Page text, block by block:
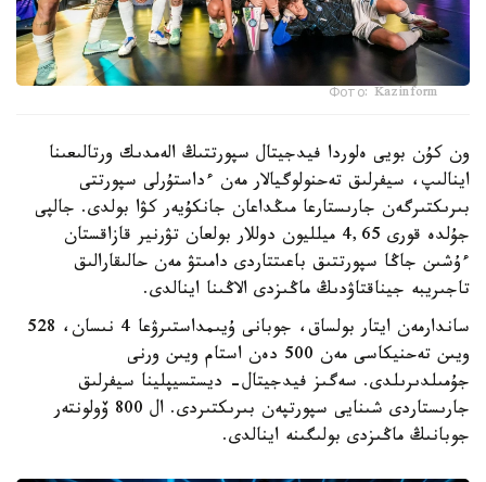
Фото: Kazinform
ون كۇن بويى ەلوردا فيدجيتال سپورتتىڭ الەمدىك ورتالىعىنا
اينالىپ، سيفرلىق تەحنولوگيالار مەن ءداستۇرلى سپورتتى
بىرىكتىرگەن جارىستارعا مىڭداعان جانكۇيەر كۋا بولدى. جالپى
جۇلدە قورى 4,65 ميلليون دوللار بولعان تۋرنير قازاقستان
ءۇشىن جاڭا سپورتتىق باعىتتاردى دامىتۋ مەن حالىقارالىق
تاجىريبە جيناقتاۋدىڭ ماڭىزدى الاڭىنا اينالدى.
ساندارمەن ايتار بولساق، جوبانى ۇيىمداستىرۋعا 4 نىسان، 528
ويىن تەحنيكاسى مەن 500 دەن استام ويىن ورنى
جۇمىلدىرىلدى. سەگىز فيدجيتال- ديستسيپلينا سيفرلىق
جارىستاردى شىنايى سپورتپەن بىرىكتىردى. ال 800 ۆولونتەر
جوبانىڭ ماڭىزدى بولىگىنە اينالدى.